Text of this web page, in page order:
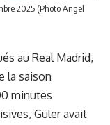
2025 (Photo Angel
au Real Madrid,
la saison
minutes
Güler avait